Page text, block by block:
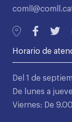
Horario de
Del 1 de
De lunes a
Viernes: De